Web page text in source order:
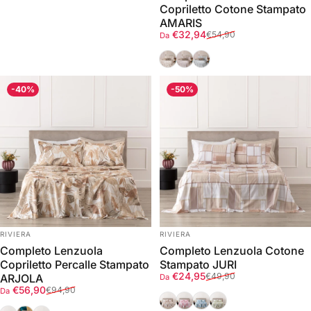
Copriletto Cotone Stampato
AMARIS
Prezzo scontato
Da €32,94
Prezzo di listino
€54,90
Crema
Malva
Avio
-40%
FORNITORE:
RIVIERA
Completo Lenzuola
Copriletto Percalle Stampato
ARJOLA
Prezzo scontato
Da €56,90
Prezzo di listino
€94,90
-50%
FORNITORE:
RIVIERA
Completo Lenzuola Cotone
Stampato JURI
Prezzo scontato
Da €24,95
Prezzo di listino
€49,90
Sesamo
MalvaOceano
Verde